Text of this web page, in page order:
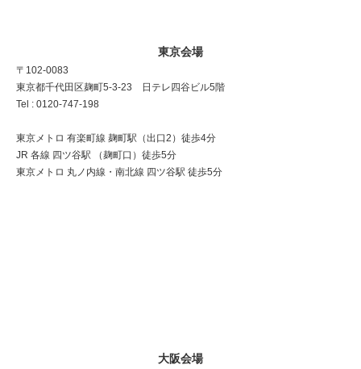
東京会場
〒102-0083
東京都千代田区麹町5-3-23 日テレ四谷ビル5階
Tel : 0120-747-198
東京メトロ 有楽町線 麹町駅（出口2）徒歩4分
JR 各線 四ツ谷駅 （麹町口）徒歩5分
東京メトロ 丸ノ内線・南北線 四ツ谷駅 徒歩5分
大阪会場